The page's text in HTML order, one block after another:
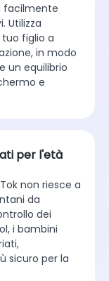
facilmente
Utilizza
figlio a
in modo
un equilibrio
e
per l'età
non riesce a
da
dei
i bambini
sicuro per la